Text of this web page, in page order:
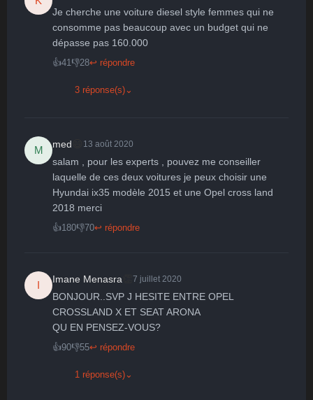
🤩
Parfait
👏
Bravo
😄 🙂 😐
😮
Surpris
😞
Je cherche une voiture diesel style femmes qui ne
consomme pas beaucoup avec un budget qui ne
dépasse pas 160.000
👍41👎28↩ répondre
3 réponse(s) ⌄
M
med 13 août 2020
salam , pour les experts , pouvez me conseiller
laquelle de ces deux voitures je peux choisir une
Hyundai ix35 modèle 2015 et une Opel cross land
2018 merci
👍180👎70↩ répondre
I
Imane Menasra 7 juillet 2020
BONJOUR..SVP J HESITE ENTRE OPEL
CROSSLAND X ET SEAT ARONA
QU EN PENSEZ-VOUS?
👍90👎55↩ répondre
1 réponse(s) ⌄